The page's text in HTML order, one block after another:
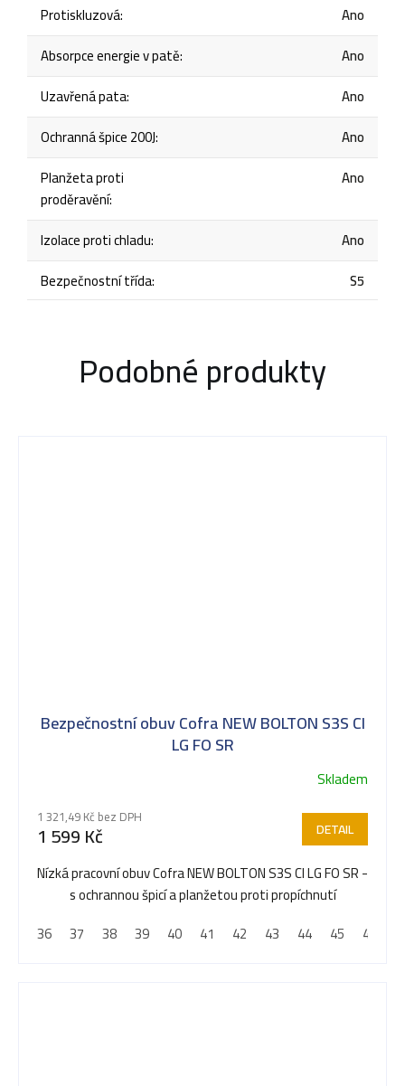
Protiskluzová:
Ano
Absorpce energie v patě:
Ano
Uzavřená pata:
Ano
Ochranná špice 200J:
Ano
Planžeta proti
proděravění:
Ano
Izolace proti chladu:
Ano
Bezpečnostní třída: S5
Podobné produkty
Bezpečnostní obuv Cofra NEW BOLTON S3S CI
LG FO SR
Skladem
1 321,49 Kč bez DPH
1 599 Kč DETAIL
Nízká pracovní obuv Cofra NEW BOLTON S3S CI LG FO SR -
s ochrannou špicí a planžetou proti propíchnutí
36
37 38 39 40 41 42 43 44 45 46